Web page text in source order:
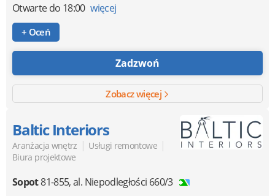
Otwartedo 18:00 więcej
+ Oceń
Zadzwoń
Zobacz więcej
Baltic Interiors
Aranżacja wnętrz | Usługi remontowe |
Biura projektowe
Sopot81-855,al. Niepodległości 660/3